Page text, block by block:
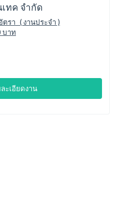
ทค จำกัด
ตรา ( งานประจำ )
บาท
ะเอียดงาน